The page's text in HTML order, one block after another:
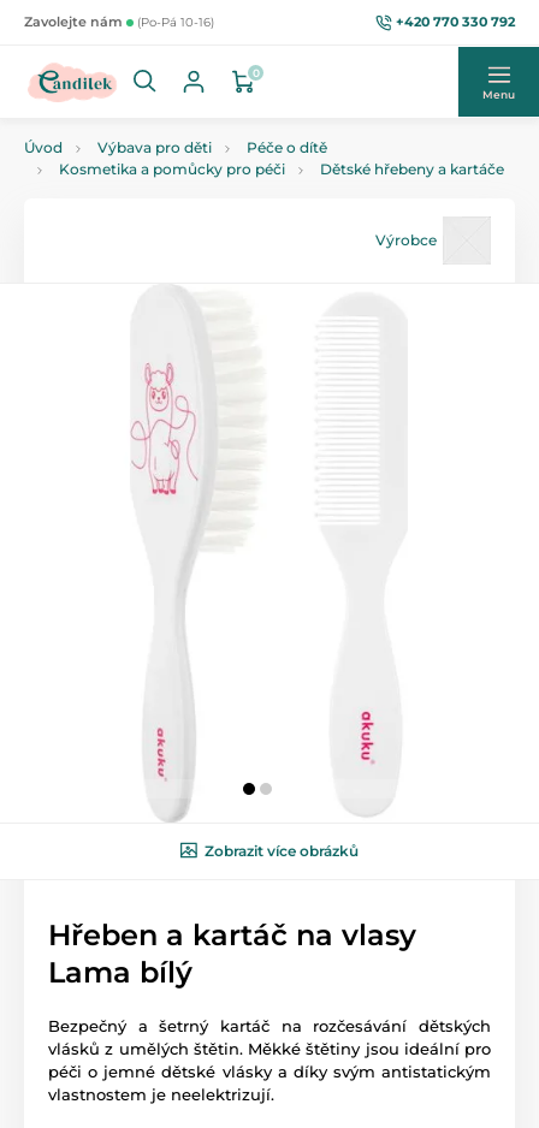
Zavolejte nám (Po-Pá 10-16) +420 770 330 792
0
Menu
Úvod Výbava pro děti
Péče o dítě
Kosmetika a pomůcky pro péči
Dětské hřebeny a kartáče
Výrobce
Zobrazit více obrázků
Hřeben a kartáč na vlasy
Lama bílý
Bezpečný a šetrný kartáč na rozčesávání dětských
vlásků z umělých štětin. Měkké štětiny jsou ideální pro
péči o jemné dětské vlásky a díky svým antistatickým
vlastnostem je neelektrizují.